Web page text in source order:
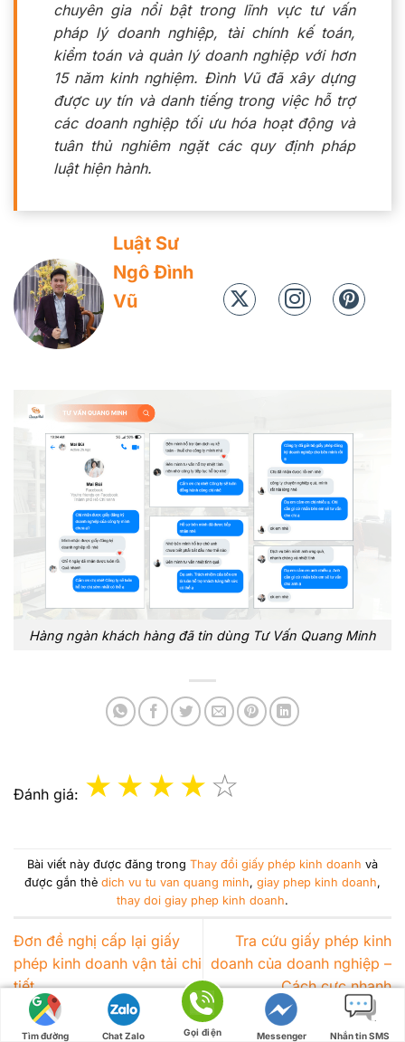
chuyên gia nổi bật trong lĩnh vực tư vấn
pháp lý doanh nghiệp, tài chính kế toán,
kiểm toán và quản lý doanh nghiệp với hơn
15 năm kinh nghiệm. Đình Vũ đã xây dựng
được uy tín và danh tiếng trong việc hỗ trợ
các doanh nghiệp tối ưu hóa hoạt động và
tuân thủ nghiêm ngặt các quy định pháp
luật hiện hành.
Luật Sư
Ngô Đình
Vũ
Hàng ngàn khách hàng đã tin dùng Tư Vấn Quang Minh
Đánh giá:
Bài viết này được đăng trong Thay đổi giấy phép kinh doanh và
được gắn thẻ dich vu tu van quang minh, giay phep kinh doanh,
thay doi giay phep kinh doanh.
Đơn đề nghị cấp lại giấy
phép kinh doanh vận tải chi
tiết
Tra cứu giấy phép kinh
doanh của doanh nghiệp –
Cách cực nhanh
Bài viết liên quan
Tìm đường Chat Zalo Gọi điện Messenger Nhắn tin SMS